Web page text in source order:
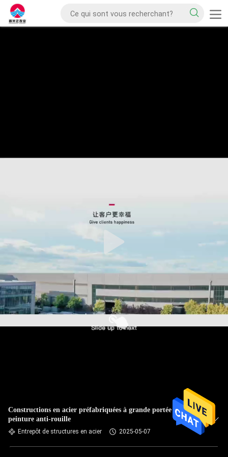
Constructions en acier préfabriquées à grande portée entrepôt
peinture anti-rouille
Entrepôt de structures en acier 2025-05-07